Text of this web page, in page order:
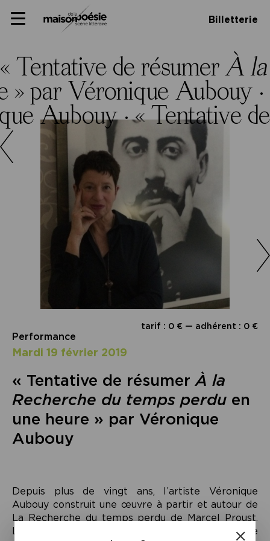
Panneau de gestion des cookies
to
Primary
Billetterie
« Tentative de résumer À
» par Véronique Aubouy ·
Aubouy ·« Tentative
tarif : 0 € — adhérent : 0 €
Performance
mardi 19 février 2019
« Tentative de résumerÀ la
Recherche du temps perdu en
une heure » par Véronique
Aubouy
Depuis plus de vingt ans, l’artiste Véronique
Aubouy construit une œuvre à partir et autour de
La Recherche du temps perdu de Marcel Proust.
L’un des « greffons » de son travail est cette